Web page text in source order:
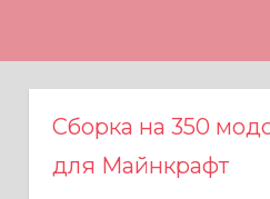
Сборка на 350
для Майнкрафт